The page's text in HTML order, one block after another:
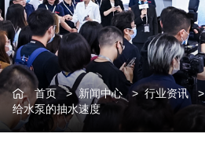
首页>新闻中心>行业资讯>
给水泵的抽水速度